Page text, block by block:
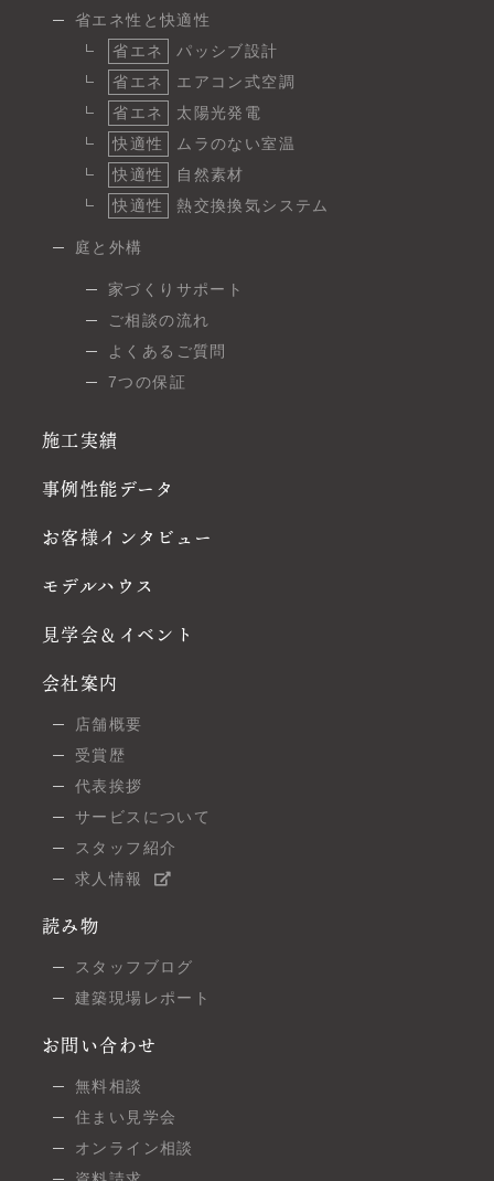
省エネ性と快適性
省エネ
パッシブ設計
省エネ
エアコン式空調
省エネ
太陽光発電
快適性
ムラのない室温
快適性
自然素材
快適性
熱交換換気システム
庭と外構
家づくりサポート
ご相談の流れ
よくあるご質問
7つの保証
施工実績
事例性能データ
お客様インタビュー
モデルハウス
見学会＆イベント
会社案内
店舗概要
受賞歴
代表挨拶
サービスについて
スタッフ紹介
求人情報
読み物
スタッフブログ
建築現場レポート
お問い合わせ
無料相談
住まい見学会
オンライン相談